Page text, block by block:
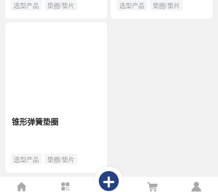
选型产品 垫圈/垫片
锥形弹簧垫圈
选型产品 垫圈/垫片
选型产品 垫圈/垫片